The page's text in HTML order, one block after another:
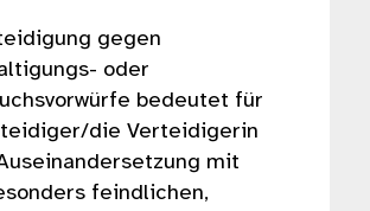
gegen
oder
bedeutet für
die Verteidigerin
mit
feindlichen,